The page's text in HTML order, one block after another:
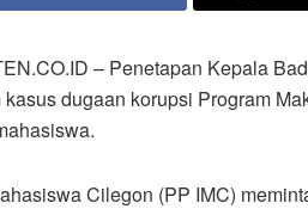
– Penetapan Kepala
dugaan korupsi Program
Cilegon (PP IMC)